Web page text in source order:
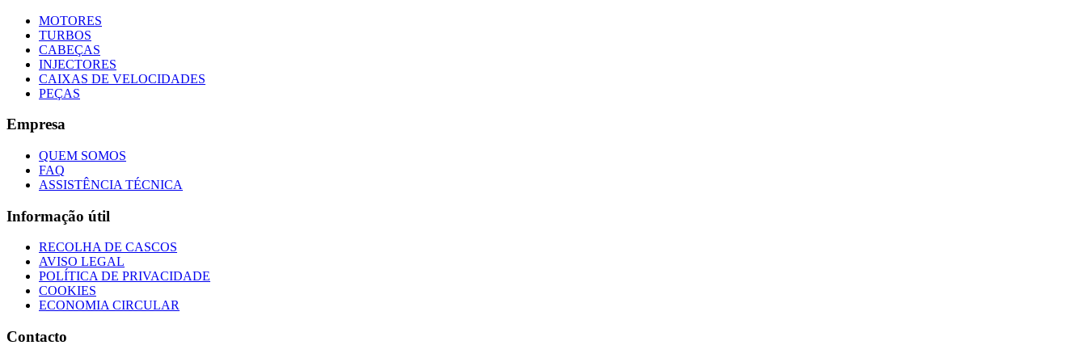
MOTORES
TURBOS
CABEÇAS
INJECTORES
CAIXAS DE VELOCIDADES
PEÇAS
Empresa
QUEM SOMOS
FAQ
ASSISTÊNCIA TÉCNICA
Informação útil
RECOLHA DE CASCOS
AVISO LEGAL
POLÍTICA DE PRIVACIDADE
COOKIES
ECONOMIA CIRCULAR
Contacto